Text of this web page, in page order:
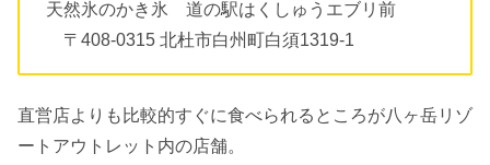
天然氷のかき氷 道の駅はくしゅうエブリ前
〒408-0315 北杜市白州町白須1319-1
直営店よりも比較的すぐに食べられるところが八ヶ岳リゾ
ートアウトレット内の店舗。